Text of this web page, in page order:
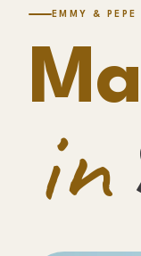
EMMY & PEPE
in